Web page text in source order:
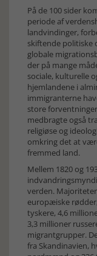
På de 100 sider
periode af
landvindinger,
skiftende politiske
globale
der på mange
sociale, kulturelle
hjemlandene i
immigranterne
store
medbragte også
religiøse og
omkring det at
fremmed land.
Mellem 1820 og
verden.
europæiske
tyskere, 4,6
3,3 millioner
migrantgrupper.
fra Skandinavien,